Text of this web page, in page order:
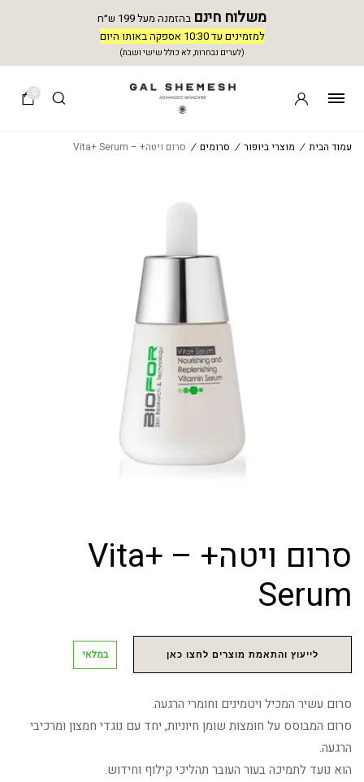
משלוח חינם בהזמנה מעל 199 ש״ח
למזמינים עד 10:30 אספקה באותו היום
(לערים נבחרות, לא כולל שישי ושבת)
0
עמוד הבית / מוצרי ביופור / סרומים / סרום ויטה+ – Vita+ Serum
סרום ויטה+ – Vita+
Serum
לייעוץ והתאמת מוצרים לחצו כאן במלאי
סרום עשיר המכיל ויטמינים וחומרי הרגעה.
סרום המבוסס על חומצות שומן חיוניות, יחד עם נוגדי חמצון ומרכיבי
הרגעה.
הוא נועד לתמיכה בעור העובר תהליכי קילוף וחידוש.